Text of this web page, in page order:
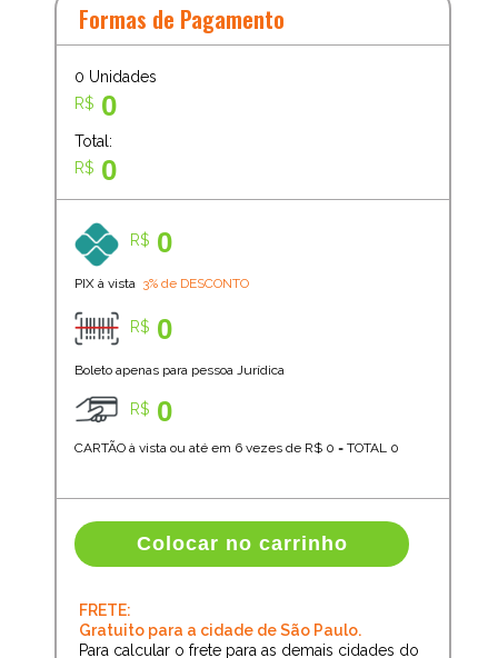
Formas de Pagamento
0 Unidades
R$ 0
Total:
R$ 0
R$ 0
PIX à vista 3% de DESCONTO
R$ 0
Boleto apenas para pessoa Jurídica
R$ 0
CARTÃO à vista ou até em 6 vezes de R$ 0 = TOTAL 0
Colocar no carrinho
FRETE:
Gratuito para a cidade de São Paulo.
Para calcular o frete para as demais cidades do